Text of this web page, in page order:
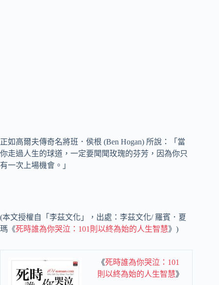
正如高爾夫傳奇名將班．侯根 (Ben Hogan) 所說：「當
你走過人生的球道，一定要聞聞玫瑰的芬芳，因為你只
有一次上場機會。」
(本文授權自「李茲文化」，出處：李茲文化/ 羅賓．夏
瑪《死時誰為你哭泣：101則以終為始的人生智慧》)
《死時誰為你哭泣：101
則以終為始的人生智慧》